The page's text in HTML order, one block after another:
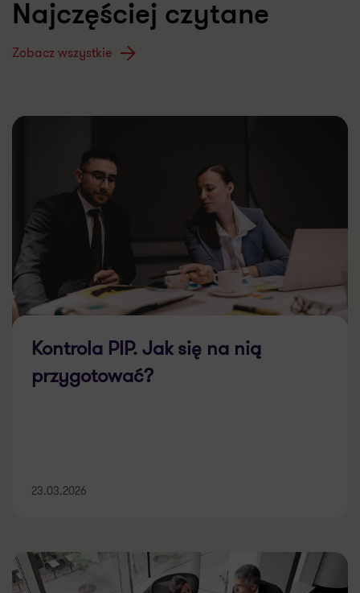
Najczęściej czytane
Zobacz wszystkie
Kontrola PIP. Jak się na nią
przygotować?
23.03.2026